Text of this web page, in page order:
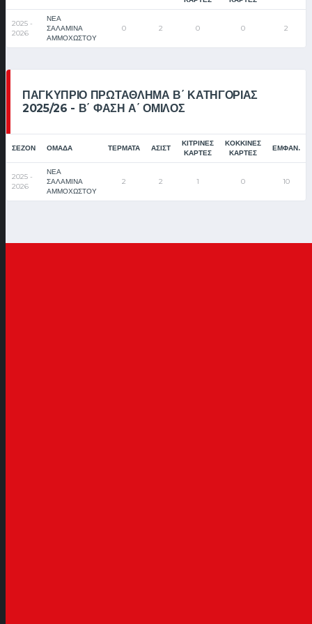
2025 -
2026
ΝΕΑ
ΣΑΛΑΜΙΝΑ
ΑΜΜΟΧΩΣΤΟΥ
0 2 0 0 2
ΠΑΓΚΎΠΡΙΟ ΠΡΩΤΆΘΛΗΜΑ Β΄ ΚΑΤΗΓΟΡΊΑΣ
2025/26 - Β΄ ΦΆΣΗ Α΄ ΌΜΙΛΟΣ
ΣΕΖΌΝ ΟΜΆΔΑ ΤΈΡΜΑΤΑ ΑΣΊΣΤ
ΚΊΤΡΙΝΕΣ
ΚΆΡΤΕΣ
ΚΌΚΚΙΝΕΣ
ΚΆΡΤΕΣ
ΕΜΦΑΝ.
2025 -
2026
ΝΕΑ
ΣΑΛΑΜΙΝΑ
ΑΜΜΟΧΩΣΤΟΥ
2 2 1 0 10